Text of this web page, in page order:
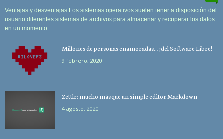
Ventajas y desventajas Los sistemas operativos suelen tener a disposición del
usuario diferentes sistemas de archivos para almacenar y recuperar los datos
en un momento...
Millones de personas enamoradas… ¡del Software Libre!
9 febrero, 2020
Zettlr: mucho más que un simple editor Markdown
4 agosto, 2020